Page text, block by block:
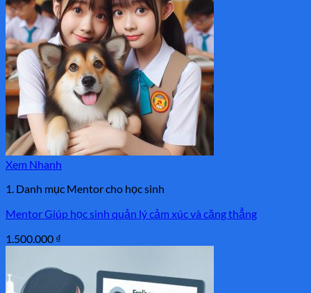
Xem Nhanh
1. Danh mục Mentor cho học sinh
Mentor Giúp học sinh quản lý cảm xúc và căng thẳng
1.500.000 ₫